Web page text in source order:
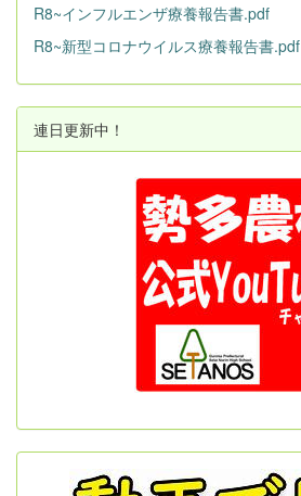
R8~インフルエンザ療養報告書.pdf
R8~新型コロナウイルス療養報告書.pdf
連日更新中！